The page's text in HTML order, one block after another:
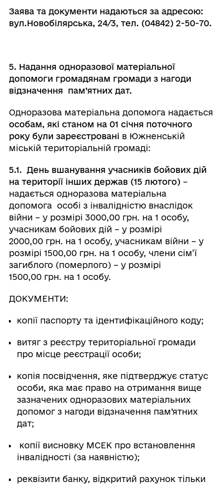
Заява та документи надаються за адресою:
вул.Новобілярська, 24/3, тел. (04842) 2-50-70.
5. Надання одноразової матеріальної
допомоги громадянам громади з нагоди
відзначення
пам’ятних дат.
Одноразова матеріальна допомога надається
особам, які станом на 01 січня поточного
року були зареєстровані в Южненській
міській територіальній громаді:
5.1.
День вшанування учасників бойових дій
на території інших держав (15 лютого)–
надається одноразова матеріальна
допомога особі з інвалідністю внаслідок
війни – у розмірі 3000,00 грн. на 1 особу,
учасникам бойових дій – у розмірі
2000,00 грн. на 1 особу, учасникам війни – у
розмірі 1500,00 грн. на 1 особу, члени сім’ї
загиблого (померлого) – у розмірі
1500,00 грн. на 1 особу.
ДОКУМЕНТИ:
копії паспорту та ідентифікаційного коду;
витяг з реєстру територіальної громади
про місце реєстрації особи;
копія посвідчення, яке підтверджує статус
особи, яка має право на отримання вище
зазначених одноразових матеріальних
допомог з нагоди відзначення пам’ятних
дат;
копії висновку МСЕК про встановлення
інвалідності (за наявністю);
реквізити банку, відкритий рахунок тільки